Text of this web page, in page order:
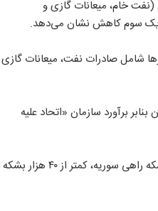
(نفت خام، میعانات گازی و
شامل صادرات نفت، میعانات گازی
برآورد سازمان «اتحاد علیه
در ماه گذشته به‌طور متوسط ۶۳۰ هزار بشکه نفت و محصولات نفتی ایران راهی چین، ۱۱۱ هزار بشکه راهی سوریه، کمتر از ۴۰ هزار بشکه